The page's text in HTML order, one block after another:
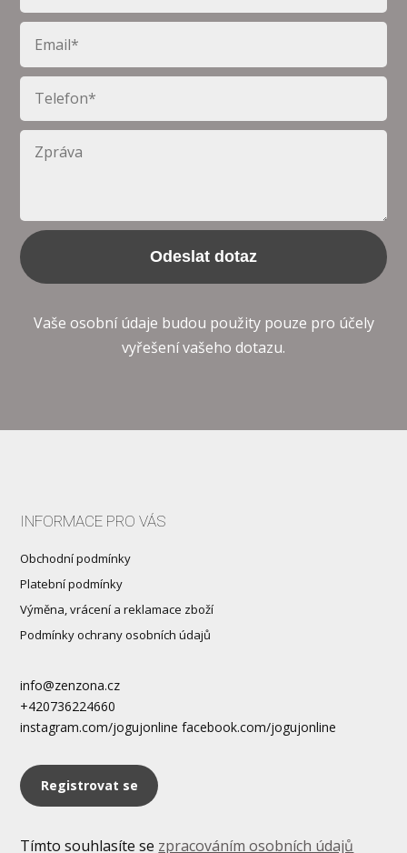
Odeslat dotaz
Vaše osobní údaje budou použity pouze pro účely
vyřešení vašeho dotazu.
INFORMACE PRO VÁS
Obchodní podmínky
Platební podmínky
Výměna, vrácení a reklamace zboží
Podmínky ochrany osobních údajů
info@zenzona.cz
+420736224660
instagram.com/jogujonline facebook.com/jogujonline
Registrovat se
Tímto souhlasíte se zpracováním osobních údajů